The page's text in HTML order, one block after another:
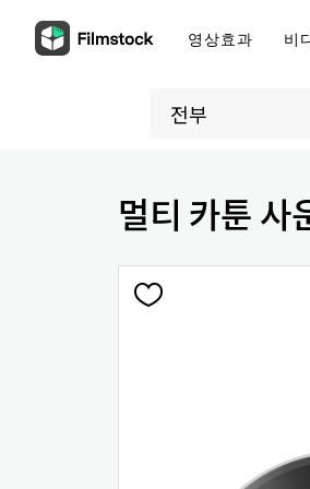
영상효과 비
멀티 카툰 사